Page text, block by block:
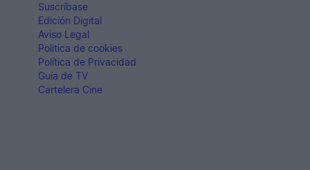
Suscríbase
Edición Digital
Aviso Legal
Politica de cookies
Política de Privacidad
Guía de TV
Cartelera Cine